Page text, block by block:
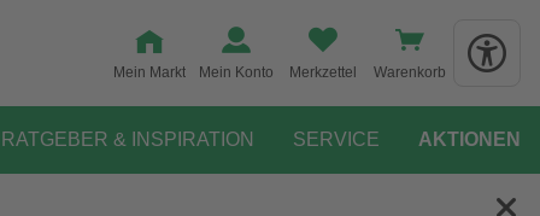
Mein Markt Mein Konto Merkzettel Warenkorb
RATGEBER & INSPIRATION SERVICE AKTIONEN